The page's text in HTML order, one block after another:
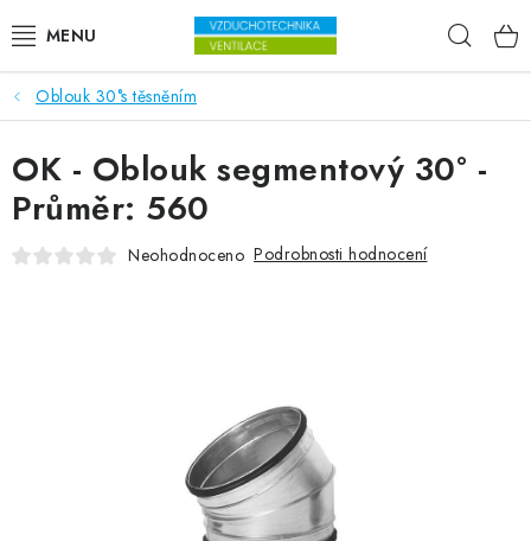
VENTILÁTORY
VZDUCHOTECHNIKA
REKUPERACE
ZVLHČOVAČE VZDUCHU PRŮMYSLOVÉ
Oblouk 30°s těsněním
OK - Oblouk segmentový 30° -
Průměr: 560
Neohodnoceno Podrobnosti hodnocení